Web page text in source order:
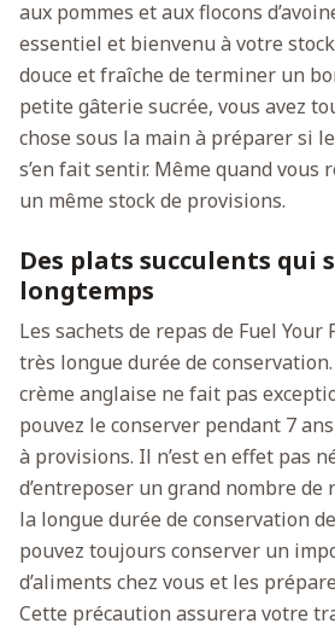
aux pommes et aux flocons
essentiel et bienvenu à votre
douce et fraîche de terminer un
petite gâterie sucrée, vous avez
chose sous la main à préparer si
s’en fait sentir. Même quand vous
un même stock de provisions.
Des plats succulents qui
longtemps
Les sachets de repas de Fuel
très longue durée de
crème anglaise ne fait pas
pouvez le conserver pendant 7
à provisions. Il n’est en effet pas
d’entreposer un grand nombre de
la longue durée de conservation
pouvez toujours conserver un
d’aliments chez vous et les
Cette précaution assurera votre